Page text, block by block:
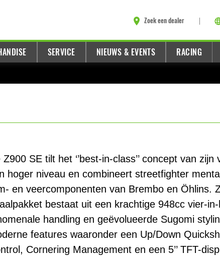
Zoek een dealer
SERVICE NIEUWS & EVENTS RACING
Z900 SE tilt het ‘’best-in-class’’ concept van
hoger niveau en combineert streetfighter
en veercomponenten van Brembo en Öhlins.
bestaat uit een krachtige 948cc vier-in-
handling en geëvolueerde Sugomi
features waaronder een Up/Down
Cornering Management en een 5’’ TFT-